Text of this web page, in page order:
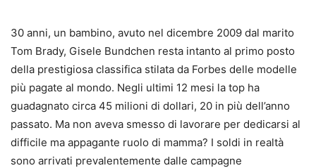
30 anni, un bambino, avuto nel dicembre 2009 dal marito
Tom Brady, Gisele Bundchen resta intanto al primo posto
della prestigiosa classifica stilata da Forbes delle modelle
più pagate al mondo. Negli ultimi 12 mesi la top ha
guadagnato circa 45 milioni di dollari, 20 in più dell’anno
passato. Ma non aveva smesso di lavorare per dedicarsi al
difficile ma appagante ruolo di mamma? I soldi in realtà
sono arrivati prevalentemente dalle campagne